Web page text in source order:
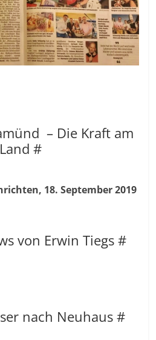
– Die Kraft am
Land #
18. September 2019
von Erwin Tiegs #
nach Neuhaus #